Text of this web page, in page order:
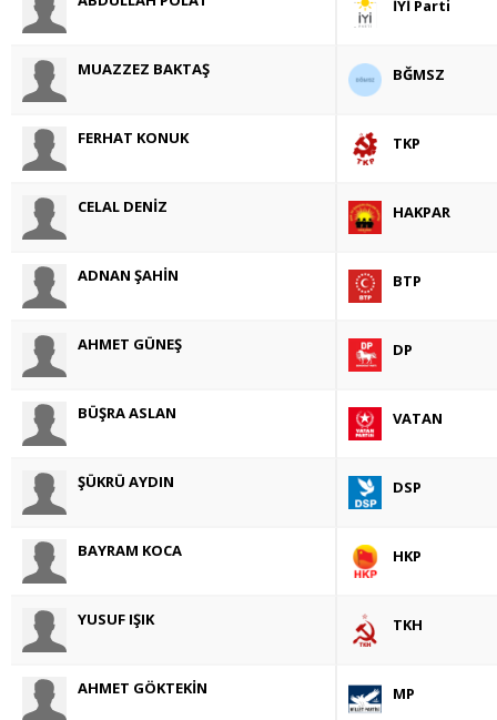
İYİ Parti
MUAZZEZ BAKTAŞ BĞMSZ
FERHAT KONUK TKP
CELAL DENİZ HAKPAR
ADNAN ŞAHİN BTP
AHMET GÜNEŞ DP
BÜŞRA ASLAN VATAN
ŞÜKRÜ AYDIN DSP
BAYRAM KOCA HKP
YUSUF IŞIK TKH
AHMET GÖKTEKİN MP